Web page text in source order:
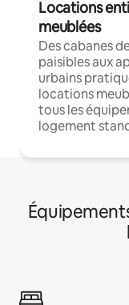
Locations
meublées
Des cabanes
paisibles aux
urbains
locations
tous les
logement